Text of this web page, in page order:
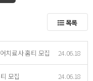
목록
치료사 홈티 모집 24.06.18
모집 24.06.18